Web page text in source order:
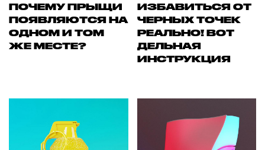
ПОЧЕМУ ПРЫЩИ
ПОЯВЛЯЮТСЯ НА
ОДНОМ И ТОМ
ЖЕ МЕСТЕ?
ИЗБАВИТЬСЯ ОТ
ЧЕРНЫХ ТОЧЕК
РЕАЛЬНО! ВОТ
ДЕЛЬНАЯ
ИНСТРУКЦИЯ